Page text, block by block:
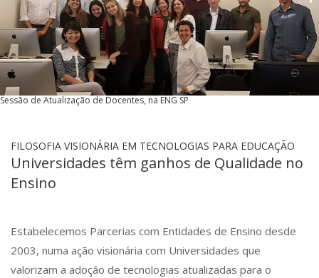
Sessão de Atualização de Docentes, na ENG SP
FILOSOFIA VISIONÁRIA EM TECNOLOGIAS PARA EDUCAÇÃO
Universidades têm ganhos de Qualidade no
Ensino
Estabelecemos Parcerias com Entidades de Ensino desde
2003, numa ação visionária com Universidades que
valorizam a adoção de tecnologias atualizadas para o